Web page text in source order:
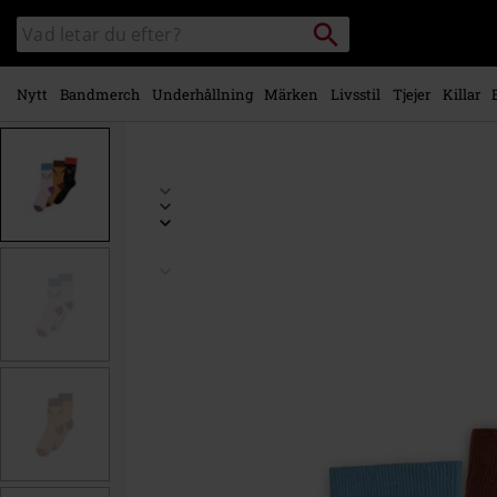
Gå till
huvudinnehåll
Sök
i
katalogen
Sök
Nytt Bandmerch Underhållning Märken Livsstil Tjejer Killar
www.emp-
p/eevee-
585318.html